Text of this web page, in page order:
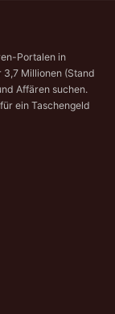
Portalen in
Millionen (Stand
Affären suchen.
ein Taschengeld